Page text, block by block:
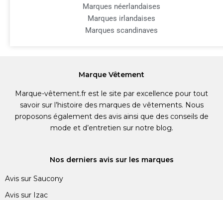
Marques néerlandaises
Marques irlandaises
Marques scandinaves
Marque Vêtement
Marque-vêtement.fr est le site par excellence pour tout
savoir sur l’histoire des marques de vêtements. Nous
proposons également des avis ainsi que des conseils de
mode et d’entretien sur notre blog.
Nos derniers avis sur les marques
Avis sur Saucony
Avis sur Izac